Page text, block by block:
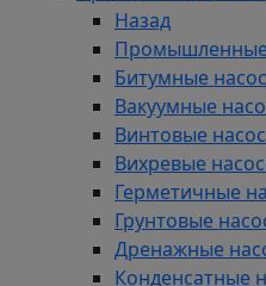
Назад
Битумные
Вакуумные
Винтовые
Вихревые
Герметичные
Грунтовые
Дренажные
Конденсатные